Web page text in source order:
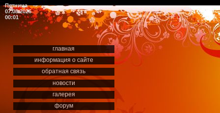
Пятница
07.08.2026
00:01
главная
информация о сайте
обратная связь
новости
галерея
форум